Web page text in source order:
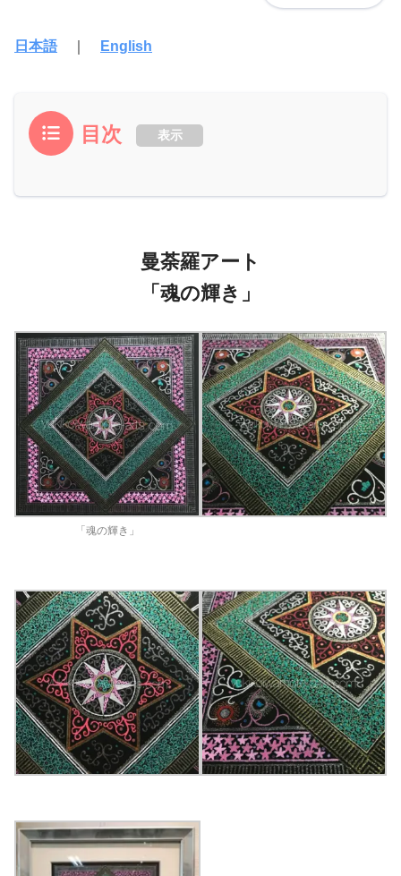
日本語｜ English
目次 表示
曼荼羅アート
「魂の輝き」
「魂の輝き」